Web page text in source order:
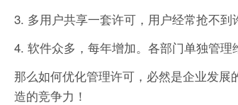
3. 多用户共享一套许可，用户经常抢不
4. 软件众多，每年增加。各部门单独管
那么如何优化管理许可，必然是企业发
造的竞争力！